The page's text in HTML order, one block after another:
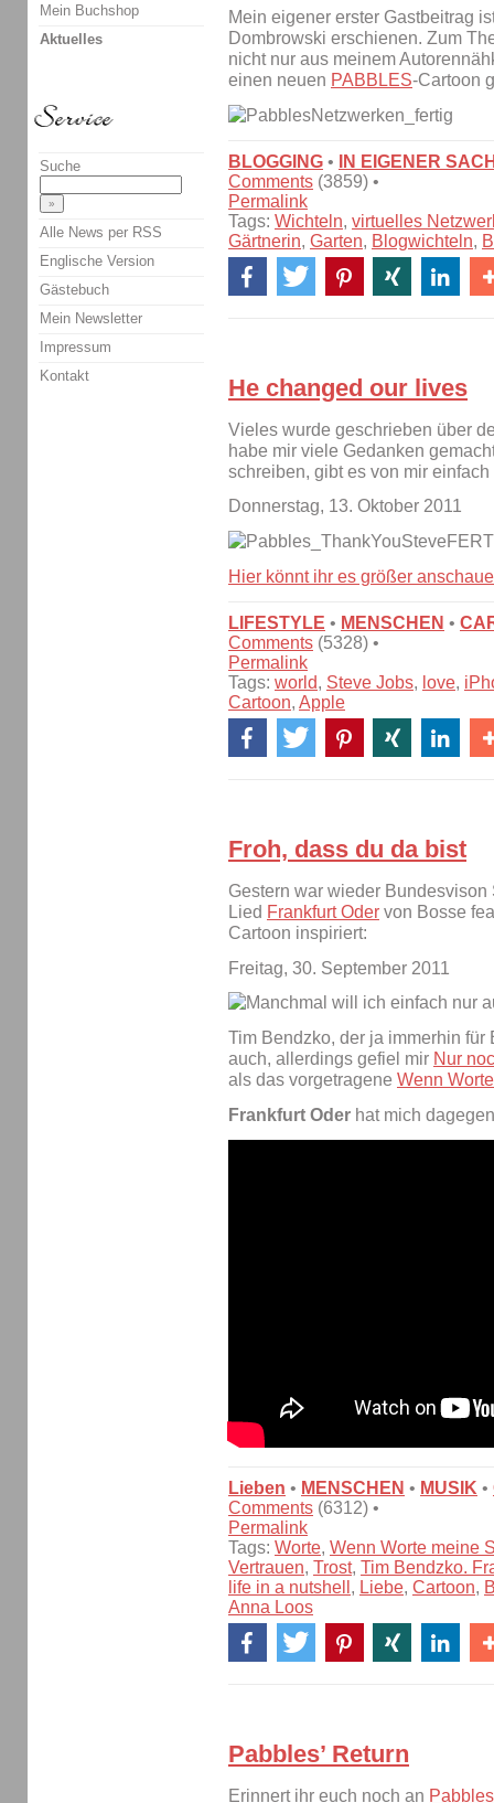
Mein eigener erster Gastbeitrag
Dombrowski erschienen. Zum
nicht nur aus meinem
einen neuen PABBLES-Cartoon
BLOGGING •
IN EIGENER
Comments (3859) •
Permalink
Tags: Wichteln, virtuelles
Gärtnerin, Garten, Blogwichteln,
He changed our lives
Vieles wurde geschrieben über
habe mir viele Gedanken
schreiben, gibt es von mir einfach
Donnerstag, 13. Oktober 2011
Hier könnt ihr es größer
LIFESTYLE • MENSCHEN •
Comments (5328) •
Permalink
Tags: world, Steve Jobs, love,
Cartoon, Apple
Froh, dass du da bist
Gestern war wieder
Lied Frankfurt Oder von Bosse
Cartoon inspiriert:
Freitag, 30. September 2011
Tim Bendzko, der ja immerhin
auch, allerdings gefiel mir Nur
als das vorgetragene Wenn
Frankfurt Oder hat mich
Lieben • MENSCHEN • MUSIK •
Comments (6312) •
Permalink
Tags: Worte, Wenn Worte meine
Vertrauen, Trost, Tim Bendzko.
life in a nutshell , Liebe, Cartoon,
Anna Loos
Pabbles’ Return
Erinnert ihr euch noch an Pabbles
Mein Buchshop
Aktuelles
Suche
Alle News per RSS
Englische Version
Gästebuch
Mein Newsletter
Impressum
Kontakt